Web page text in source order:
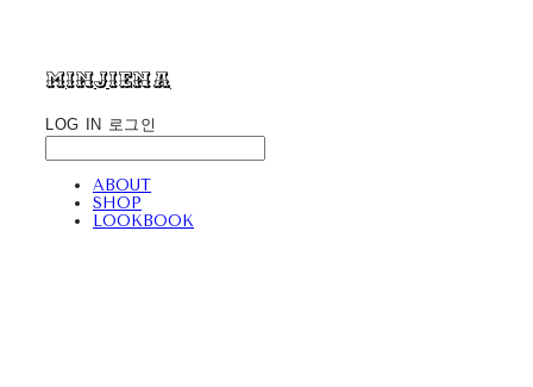
minjiena
LOG IN 로그인
ABOUT
SHOP
LOOKBOOK